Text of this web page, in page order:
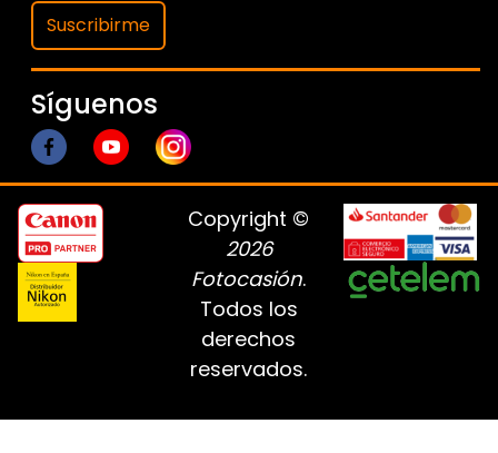
Suscribirme
Síguenos
Copyright ©
2026
Fotocasión.
Todos los
derechos
reservados.